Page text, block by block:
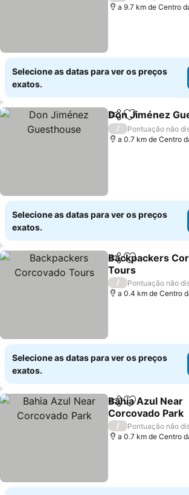
a 9.7 km de Centro
Selecione as datas para ver os preços
exatos.
PartilharAdicionar
Don Jiménez
/
Pontuação não
a 0.7 km de Centro
Selecione as datas para ver os preços
exatos.
PartilharAdicionar
Backpackers
Tours
/
Pontuação não
a 0.4 km de Centro
Selecione as datas para ver os preços
exatos.
PartilharAdicionar
Bahia Azul Near
Corcovado Park
/
Pontuação não
a 0.7 km de Centro